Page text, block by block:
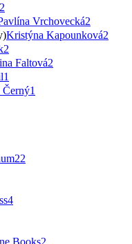
2
Vrchovecká2
Kristýna Kapounková2
2
Faltová2
1
Černý1
22
4
Books2